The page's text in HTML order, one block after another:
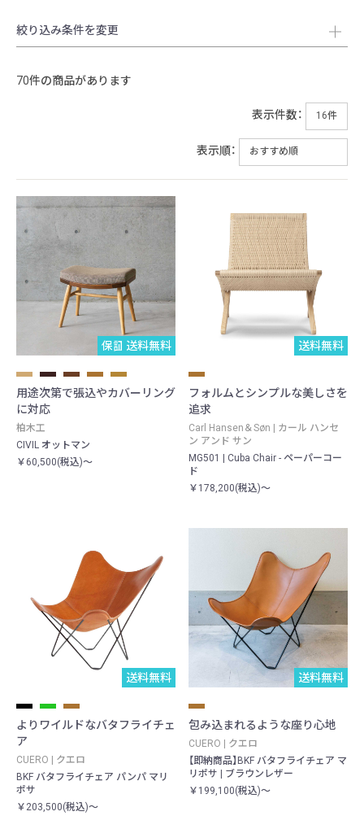
絞り込み条件を変更
70件の商品があります
表示件数：
表示順：
保証期間10年
送料無料
用途次第で張込やカバーリング
に対応
柏木工
CIVIL オットマン
￥60,500(税込)～
送料無料
フォルムとシンプルな美しさを
追求
Carl Hansen＆Søn | カール ハンセ
ン アンド サン
MG501 | Cuba Chair - ペーパーコー
ド
￥178,200(税込)～
送料無料
よりワイルドなバタフライチェ
ア
CUERO | クエロ
BKF バタフライチェア パンパ マリ
ポサ
￥203,500(税込)～
送料無料
包み込まれるような座り心地
CUERO | クエロ
【即納商品】BKF バタフライチェア マ
リポサ | ブラウンレザー
￥199,100(税込)～